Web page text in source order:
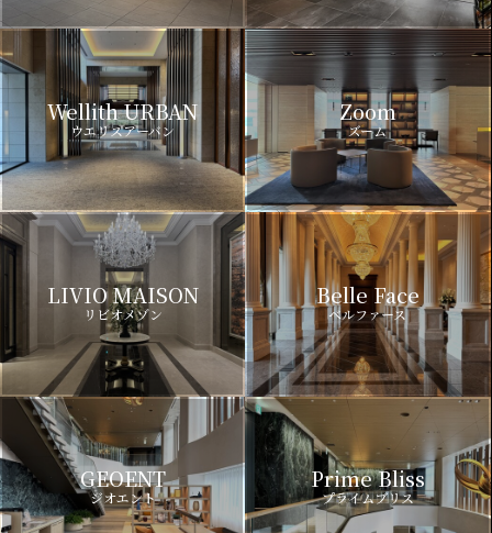
Wellith URBAN
ウエリスアーバン
Zoom
ズーム
LIVIO MAISON
リビオメゾン
Belle Face
ベルファース
GEOENT
ジオエント
Prime Bliss
プライムブリス